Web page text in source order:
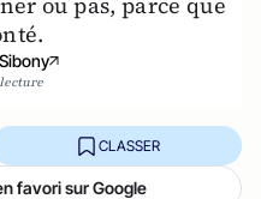
CLASSER
favori sur Google